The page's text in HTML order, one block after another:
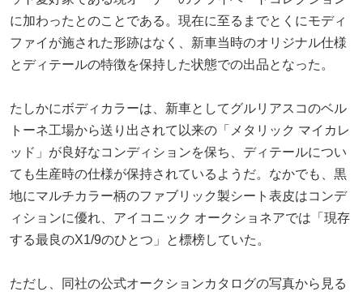
に加わったとのことである。現在に至るまでとくにモディ
ファイが施された形跡はなく、新車当時のオリジナル仕様
とディテールの特徴を保持した状態での出品となった。
たしかにボディカラーは、新車としてグルリアスコのベル
トーネ工場から送り出されて以来の「メタリック マイカレ
ッド」が良好なコンディションを保ち、ディテールについ
ても生産時の仕様が保持されているようだ。なかでも、黒
地にマルチカラー柄のファブリック製シート表皮はコンデ
ィションに優れ、アイコニック オークショネアでは「現存
する最良のX1/9のひとつ」と標榜していた。
ただし、同社の公式オークションカタログの写真から見る